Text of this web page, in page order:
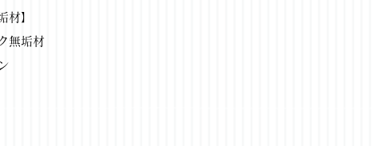
材】
無垢材